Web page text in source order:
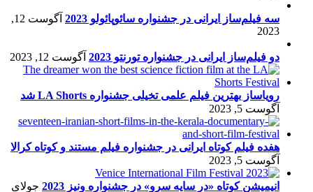
سه فیلم‌ساز ایرانی در جشنواره سائوپائولو 2023
آگوست 12,
2023
دو فیلم‌ساز ایرانی در جشنواره تورنتو 2023 آگوست 12, 2023
رویاساز بهترین فیلم علمی تخیلی جشنواره LA Shorts شد
آگوست 5, 2023
هفده فیلم کوتاه ایرانی در جشنواره فیلم مستند و کوتاه کرالا
آگوست 5, 2023
انیمیشن کوتاه «در سایه سرو» در جشنواره ونیز 2023
جولای